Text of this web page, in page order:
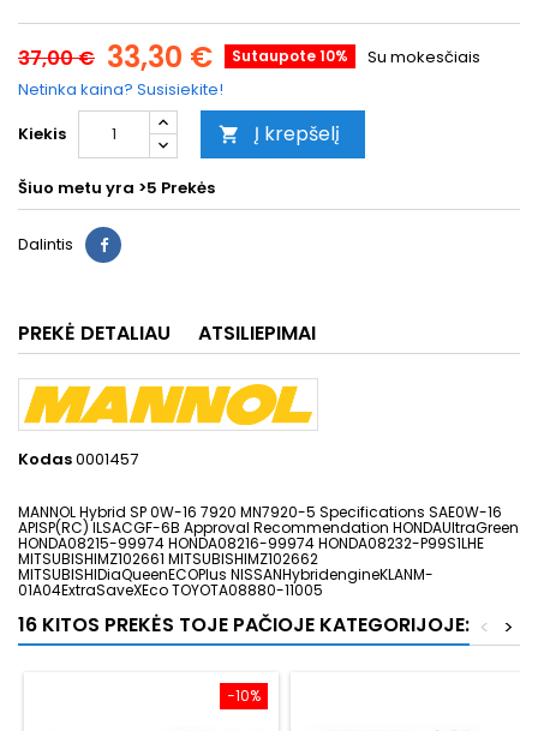
37,00 € 33,30 € Sutaupote 10%
Su mokesčiais
Netinka kaina? Susisiekite!
Kiekis
 Į krepšelį
Šiuo metu yra >5 Prekės
Dalintis
PREKĖ DETALIAU ATSILIEPIMAI
Kodas0001457
MANNOL Hybrid SP 0W-16 7920 MN7920-5 Specifications SAE0W-16
APISP(RC) ILSACGF-6B Approval Recommendation HONDAUltraGreen
HONDA08215-99974 HONDA08216-99974 HONDA08232-P99S1LHE
MITSUBISHIMZ102661 MITSUBISHIMZ102662
MITSUBISHIDiaQueenECOPlus NISSANHybridengineKLANM-
01A04ExtraSaveXEco TOYOTA08880-11005
16 KITOS PREKĖS TOJE PAČIOJE KATEGORIJOJE: >
<
−10%